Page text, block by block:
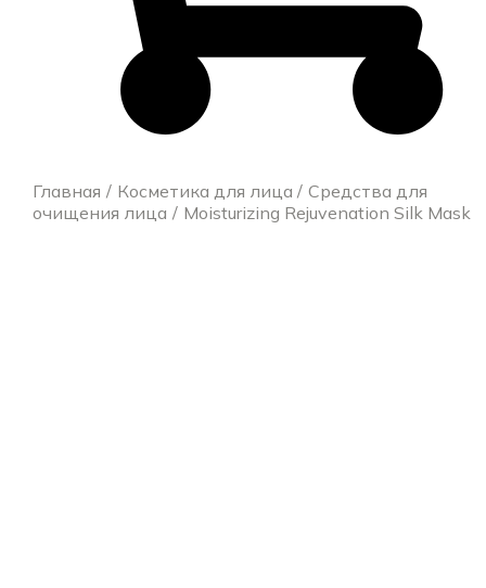
Главная Косметика для лица
Средства для
очищения лица
Moisturizing Rejuvenation Silk Mask